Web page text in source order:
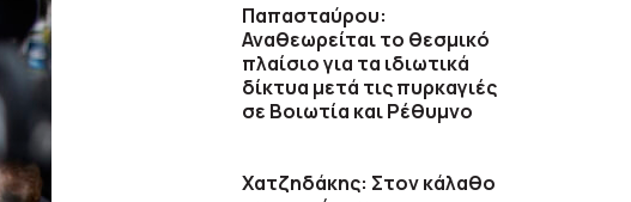
Παπασταύρου:
Αναθεωρείται το θεσμικό
πλαίσιο για τα ιδιωτικά
δίκτυα μετά τις πυρκαγιές
σε Βοιωτία και Ρέθυμνο
Χατζηδάκης: Στον κάλαθο